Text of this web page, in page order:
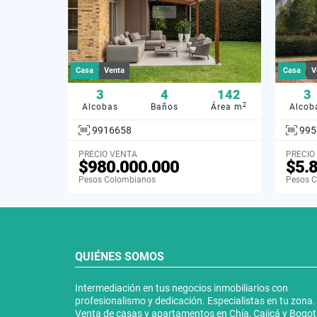
Casa Venta
3
Alcobas
4
Baños
142
Área m 2
9916658
PRECIO VENTA
$980.000.000
Pesos Colombianos
Casa
3
Pesos
QUIÉNES SOMOS
Intermediación en tus negocios inmobiliarios con
profesionalismo y dedicación. Especialistas en tu zona.
Venta de casas y apartamentos en Chía, Cajicá y